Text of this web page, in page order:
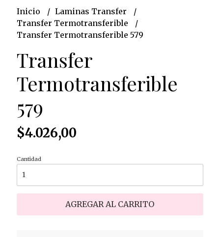
Inicio
Laminas Transfer
Transfer Termotransferible
Transfer Termotransferible 579
Transfer
Termotransferible
579
$4.026,00
Cantidad
AGREGAR AL CARRITO